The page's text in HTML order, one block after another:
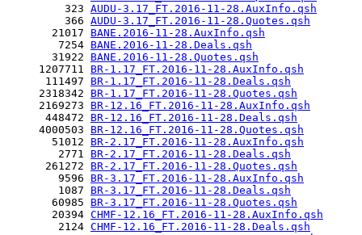
         323
AUDU-3.17_FT.2016-11-28.AuxInfo.qsh
         366
AUDU-3.17_FT.2016-11-28.Quotes.qsh
       21017
BANE.2016-11-28.AuxInfo.qsh
        7254
BANE.2016-11-28.Deals.qsh
       31922
BANE.2016-11-28.Quotes.qsh
     1207711
BR-1.17_FT.2016-11-28.AuxInfo.qsh
      111497
BR-1.17_FT.2016-11-28.Deals.qsh
     2318342
BR-1.17_FT.2016-11-28.Quotes.qsh
     2169273
BR-12.16_FT.2016-11-28.AuxInfo.qsh
      448472
BR-12.16_FT.2016-11-28.Deals.qsh
     4000503
BR-12.16_FT.2016-11-28.Quotes.qsh
       51012
BR-2.17_FT.2016-11-28.AuxInfo.qsh
        2771
BR-2.17_FT.2016-11-28.Deals.qsh
      261272
BR-2.17_FT.2016-11-28.Quotes.qsh
        9596
BR-3.17_FT.2016-11-28.AuxInfo.qsh
        1087
BR-3.17_FT.2016-11-28.Deals.qsh
       60985
BR-3.17_FT.2016-11-28.Quotes.qsh
       20394
CHMF-12.16_FT.2016-11-28.AuxInfo.qsh
        2124
CHMF-12.16_FT.2016-11-28.Deals.qsh